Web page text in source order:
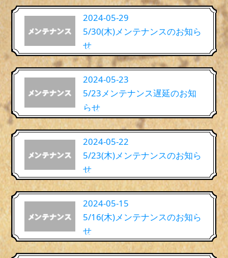
2024-05-29
5/30(木)メンテナンスのお知ら
せ
2024-05-23
5/23メンテナンス遅延のお知
らせ
2024-05-22
5/23(木)メンテナンスのお知ら
せ
2024-05-15
5/16(木)メンテナンスのお知ら
せ